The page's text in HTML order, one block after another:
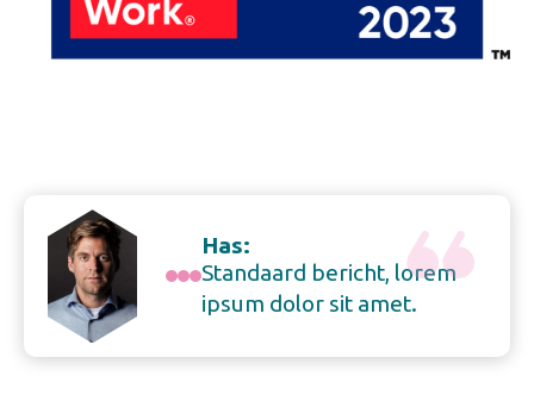
Has:
Standaard bericht, lorem
ipsum dolor sit amet.